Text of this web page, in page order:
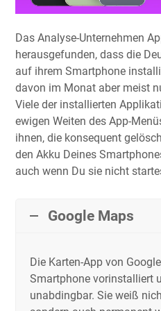
Das Analyse-Unternehmen
herausgefunden, dass die
auf ihrem Smartphone
davon im Monat aber meist
Viele der installierten
ewigen Weiten des App-
ihnen, die konsequent
den Akku Deines
auch wenn Du sie nicht
Google Maps
Die Karten-App von
Smartphone vorinstalliert
unabdingbar. Sie weiß